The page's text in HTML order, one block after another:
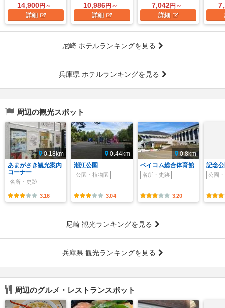
14,900円～
詳細
10,986円～
詳細
7,042円～
詳細
尼崎 ホテルランキングを見る
兵庫県 ホテルランキングを見る
周辺の観光スポット
0.18km
あまがさき観光案内
コーナー
名所・史跡
3.16
0.44km
潮江公園
公園・植物園
3.04
0.8km
ベイコム総合体育館
名所・史跡
3.20
記念
公園
尼崎 観光ランキングを見る
兵庫県 観光ランキングを見る
周辺のグルメ・レストランスポット